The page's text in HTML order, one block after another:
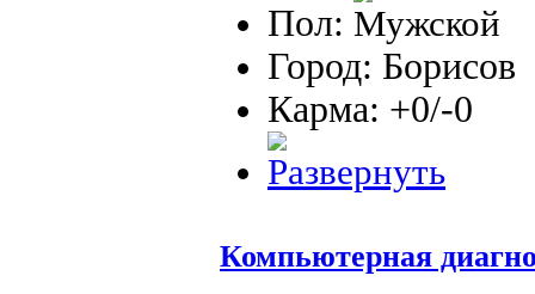
Пол:
Город: Борисов
Карма: +0/-0
Компьютерная